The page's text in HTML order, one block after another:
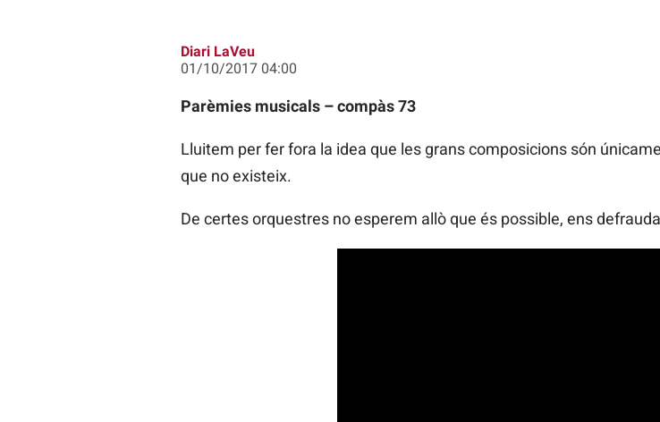
Diari LaVeu
01/10/2017 04:00
Parèmies musicals – compàs 73
Lluitem per fer fora la idea que les grans composicions són
que no existeix.
De certes orquestres no esperem allò que és possible, ens